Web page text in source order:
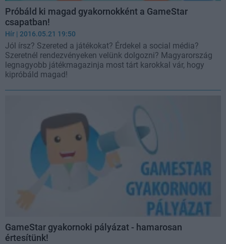
Próbáld ki magad gyakornokként a GameStar
csapatban!
Hír | 2016.05.21 19:50
Jól írsz? Szereted a játékokat? Érdekel a social média?
Szeretnél rendezvényeken velünk dolgozni? Magyarország
legnagyobb játékmagazinja most tárt karokkal vár, hogy
kipróbáld magad!
GameStar gyakornoki pályázat - hamarosan
értesítünk!